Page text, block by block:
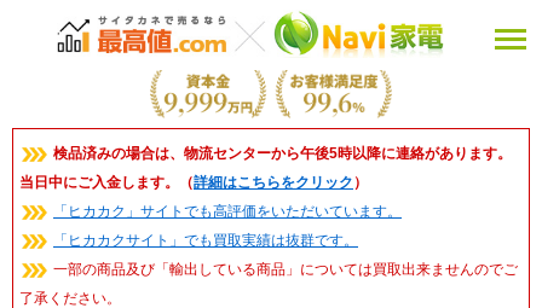
検品済みの場合は、物流センターから午後5時以降に連絡があります。
当日中にご入金します。（詳細はこちらをクリック ）
「ヒカカク」サイトでも高評価をいただいています。
「ヒカカクサイト」でも買取実績は抜群です。
一部の商品及び「輸出している商品」については買取出来ませんのでご
了承ください。